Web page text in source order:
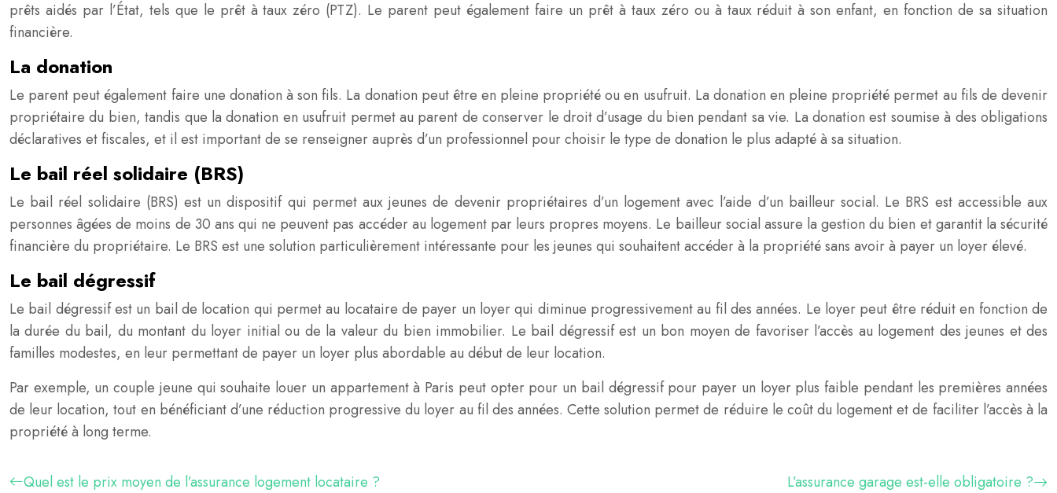
prêts aidés par l’État, tels que le prêt à taux zéro (PTZ). Le parent peut également faire un prêt à taux zéro ou à taux réduit à son enfant, en fonction de sa situation
financière.
La donation
Le parent peut également faire une donation à son fils. La donation peut être en pleine propriété ou en usufruit. La donation en pleine propriété permet au fils de devenir
propriétaire du bien, tandis que la donation en usufruit permet au parent de conserver le droit d’usage du bien pendant sa vie. La donation est soumise à des obligations
déclaratives et fiscales, et il est important de se renseigner auprès d’un professionnel pour choisir le type de donation le plus adapté à sa situation.
Le bail réel solidaire (BRS)
Le bail réel solidaire (BRS) est un dispositif qui permet aux jeunes de devenir propriétaires d’un logement avec l’aide d’un bailleur social. Le BRS est accessible aux
personnes âgées de moins de 30 ans qui ne peuvent pas accéder au logement par leurs propres moyens. Le bailleur social assure la gestion du bien et garantit la sécurité
financière du propriétaire. Le BRS est une solution particulièrement intéressante pour les jeunes qui souhaitent accéder à la propriété sans avoir à payer un loyer élevé.
Le bail dégressif
Le bail dégressif est un bail de location qui permet au locataire de payer un loyer qui diminue progressivement au fil des années. Le loyer peut être réduit en fonction de
la durée du bail, du montant du loyer initial ou de la valeur du bien immobilier. Le bail dégressif est un bon moyen de favoriser l’accès au logement des jeunes et des
familles modestes, en leur permettant de payer un loyer plus abordable au début de leur location.
Par exemple, un couple jeune qui souhaite louer un appartement à Paris peut opter pour un bail dégressif pour payer un loyer plus faible pendant les premières années
de leur location, tout en bénéficiant d’une réduction progressive du loyer au fil des années. Cette solution permet de réduire le coût du logement et de faciliter l’accès à la
propriété à long terme.
Quel est le prix moyen de l’assurance logement locataire ? L’assurance garage est-elle obligatoire ?